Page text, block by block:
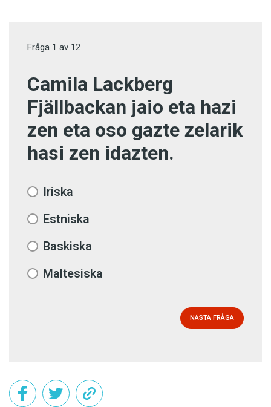
Fråga 1 av 12
Camila Lackberg
Fjällbackan jaio eta hazi
zen eta oso gazte zelarik
hasi zen idazten.
Iriska
Estniska
Baskiska
Maltesiska
NÄSTA FRÅGA